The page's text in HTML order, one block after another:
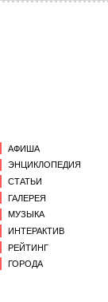
АФИША
ЭНЦИКЛОПЕДИЯ
СТАТЬИ
ГАЛЕРЕЯ
МУЗЫКА
ИНТЕРАКТИВ
РЕЙТИНГ
ГОРОДА